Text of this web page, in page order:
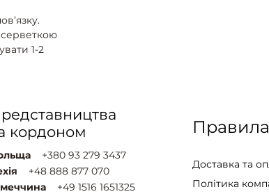
1-2
кордоном
+380 93 279 3437
+48 888 877 070
+49 1516 1651325
Правила
Доставка та
Політика